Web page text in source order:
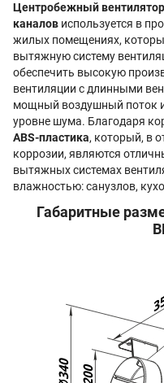
Центробежный
каналов используется в
жилых помещениях,
вытяжную систему
обеспечить высокую
вентиляции с длинными
мощный воздушный поток
уровне шума. Благодаря
ABS-пластика, который, в
коррозии, являются
вытяжных системах
влажностью: санузлов,
Габаритные